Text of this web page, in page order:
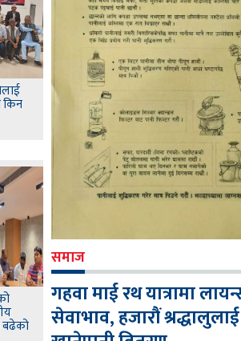
किन
बढेको
समाज
गहवा माई रथ यात्रामा
सेवाभाव, हजारौं